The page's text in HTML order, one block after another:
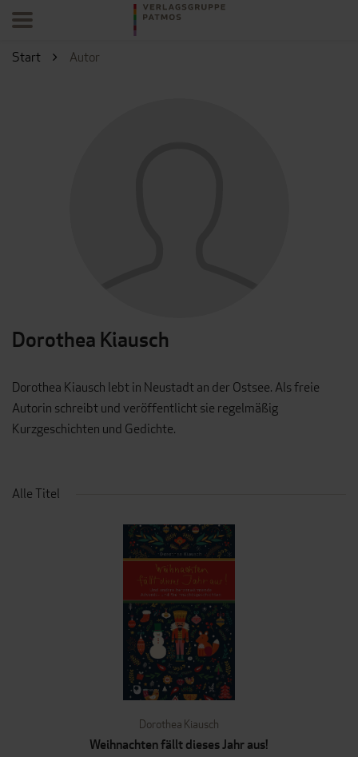
Start Autor
Dorothea Kiausch
Dorothea Kiausch lebt in Neustadt an der Ostsee. Als freie
Autorin schreibt und veröffentlicht sie regelmäßig
Kurzgeschichten und Gedichte.
Alle Titel
Dorothea Kiausch
Weihnachten fällt dieses Jahr aus!